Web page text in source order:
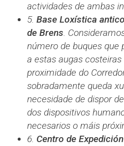
actividades de ambas
5. Base Loxística
de Brens.
número de buques que
a estas augas
proximidade do
sobradamente queda
necesidade de dispor
dos dispositivos
necesarios o máis
6. Centro de